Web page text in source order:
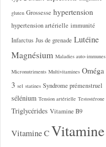
gluten Grossesse hypertension
hypertension artérielle immunité
Infarctus Jus de grenade Lutéine
Magnésium Maladies auto-immunes
Micronutriments Multivitamines Oméga
3 sel statines Syndrome prémenstruel
sélénium Tension artérielle Testostérone
Triglycérides Vitamine B9
Vitamine CVitamine